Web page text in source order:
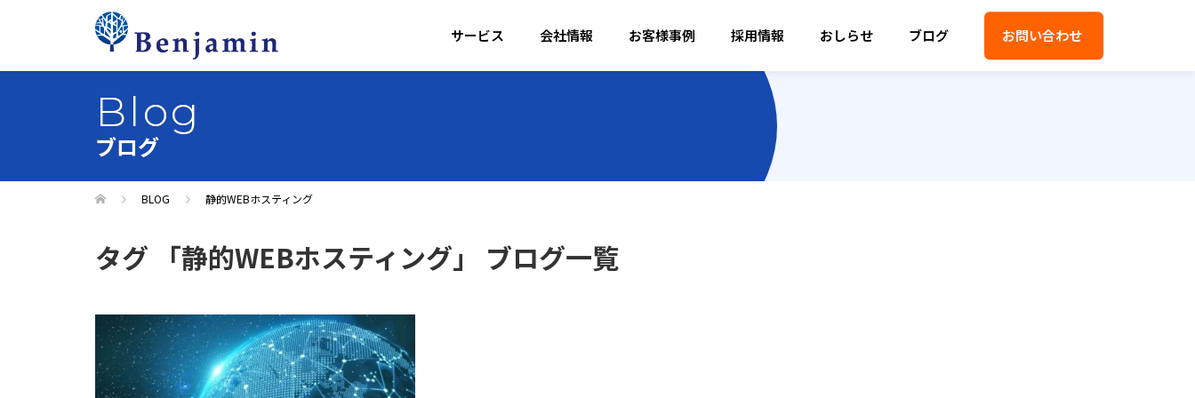
サービス 会社情報 お客様事例 採用情報 おしらせ ブログ お問い合わせ
Blog
ブログ
BLOG 静的WEBホスティング
タグ 「静的WEBホスティング」 ブログ一覧